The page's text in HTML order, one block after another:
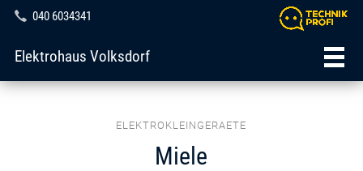
040 6034341
Elektrohaus Volksdorf
ELEKTROKLEINGERAETE
Miele